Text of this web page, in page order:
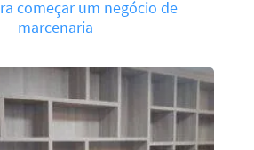
começar um negócio de
marcenaria